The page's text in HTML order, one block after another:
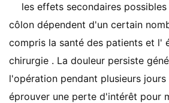
les effets secondaires
côlon dépendent d'un certain
compris la santé des patients et l'
chirurgie . La douleur persiste
l'opération pendant plusieurs
éprouver une perte d'intérêt pour